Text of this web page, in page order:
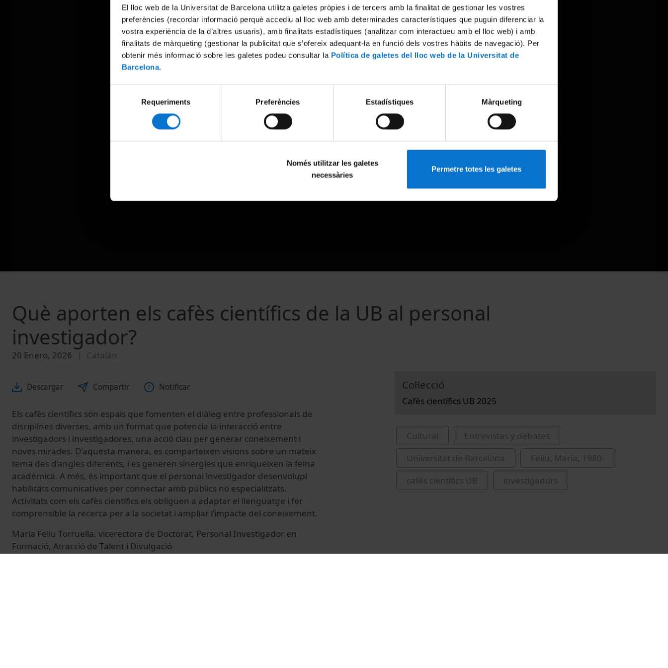
El lloc web de la Universitat de Barcelona utilitza galetes pròpies i de tercers amb la finalitat de gestionar les vostres
preferències (recordar informació perquè accediu al lloc web amb determinades característiques que puguin diferenciar la
vostra experiència de la d’altres usuaris), amb finalitats estadístiques (analitzar com interactueu amb el lloc web) i amb
finalitats de màrqueting (gestionar la publicitat que s’ofereix adequant-la en funció dels vostres hàbits de navegació). Per
obtenir més informació sobre les galetes podeu consultar la Política de galetes del lloc web de la Universitat de
Barcelona.
consentiment
Requeriments Preferències Estadístiques Màrqueting
Només utilitzar les galetes
necessàries
Permetre totes les galetes
Què aporten els cafès científics de la UB al personal
investigador?
20 Enero, 2026 Catalán
Descargar Compartir Notificar
Els cafès científics són espais que fomenten el diàleg entre professionals de
disciplines diverses, amb un format que potencia la interacció entre
investigadors i investigadores, una acció clau per generar coneixement i
noves mirades. D’aquesta manera, es comparteixen visions sobre un mateix
tema des d’angles diferents, i es generen sinergies que enriqueixen la feina
acadèmica. A més, és important que el personal investigador desenvolupi
habilitats comunicatives per connectar amb públics no especialitzats.
Activitats com els cafès científics els obliguen a adaptar el llenguatge i fer
comprensible la recerca per a la societat i ampliar l’impacte del coneixement.
Maria Feliu Torruella, vicerectora de Doctorat, Personal Investigador en
Formació, Atracció de Talent i Divulgació
Col·lecció
Cafès científics UB 2025
Cultural
Entrevistas y debates
Universitat de Barcelona
Feliu, Maria, 1980-
cafès científics UB
investigadors